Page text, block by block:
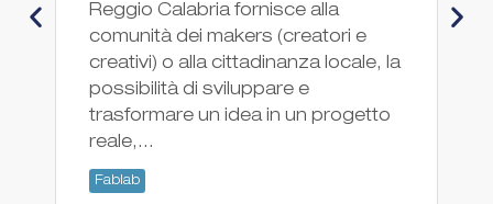
Reggio Calabria fornisce alla
comunità dei makers (creatori e
creativi) o alla cittadinanza locale, la
possibilità di sviluppare e
trasformare un idea in un progetto
reale,...
Fablab